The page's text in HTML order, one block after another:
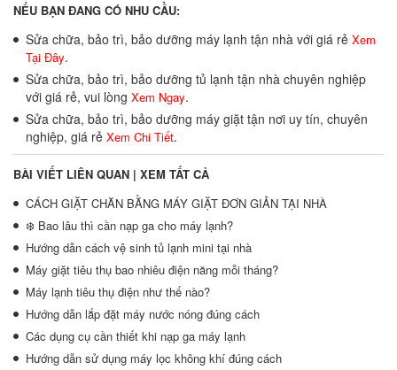
NẾU BẠN ĐANG CÓ NHU CẦU:
Sửa chữa, bảo trì, bảo dưỡng máy lạnh tận nhà với giá rẻ Xem
Tại Đây.
Sửa chữa, bảo trì, bảo dưỡng tủ lạnh tận nhà chuyên nghiệp
với giá rẻ, vui lòng Xem Ngay.
Sửa chữa, bảo trì, bảo dưỡng máy giặt tận nơi uy tín, chuyên
nghiệp, giá rẻ Xem Chi Tiết.
BÀI VIẾT LIÊN QUAN | XEM TẤT CẢ
CÁCH GIẶT CHĂN BẰNG MÁY GIẶT ĐƠN GIẢN TẠI NHÀ
❄️ Bao lâu thì cần nạp ga cho máy lạnh?
Hướng dẫn cách vệ sinh tủ lạnh mini tại nhà
Máy giặt tiêu thụ bao nhiêu điện năng mỗi tháng?
Máy lạnh tiêu thụ điện như thế nào?
Hướng dẫn lắp đặt máy nước nóng đúng cách
Các dụng cụ cần thiết khi nạp ga máy lạnh
Hướng dẫn sử dụng máy lọc không khí đúng cách